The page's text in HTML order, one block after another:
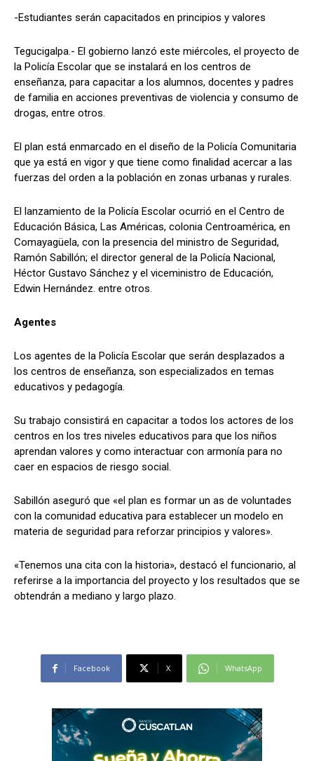
Comparta
Síganos
Comparta
Síganos
-Estudiantes serán capacitados en principios y valores
Tegucigalpa.- El gobierno lanzó este miércoles, el proyecto de
la Policía Escolar que se instalará en los centros de
enseñanza, para capacitar a los alumnos, docentes y padres
de familia en acciones preventivas de violencia y consumo de
drogas, entre otros.
El plan está enmarcado en el diseño de la Policía Comunitaria
que ya está en vigor y que tiene como finalidad acercar a las
fuerzas del orden a la población en zonas urbanas y rurales.
El lanzamiento de la Policía Escolar ocurrió en el Centro de
Educación Básica, Las Américas, colonia Centroamérica, en
Comayagüela, con la presencia del ministro de Seguridad,
Ramón Sabillón; el director general de la Policía Nacional,
Héctor Gustavo Sánchez y el viceministro de Educación,
Edwin Hernández. entre otros.
Agentes
Los agentes de la Policía Escolar que serán desplazados a
los centros de enseñanza, son especializados en temas
educativos y pedagogía.
Su trabajo consistirá en capacitar a todos los actores de los
centros en los tres niveles educativos para que los niños
aprendan valores y como interactuar con armonía para no
caer en espacios de riesgo social.
Sabillón aseguró que «el plan es formar un as de voluntades
con la comunidad educativa para establecer un modelo en
materia de seguridad para reforzar principios y valores».
«Tenemos una cita con la historia», destacó el funcionario, al
referirse a la importancia del proyecto y los resultados que se
obtendrán a mediano y largo plazo.
Facebook X WhatsApp